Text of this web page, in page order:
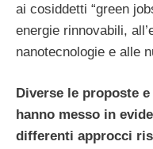
ai cosiddetti “green
energie rinnovabili,
nanotecnologie e alle
Diverse le proposte
hanno messo in
differenti approcci